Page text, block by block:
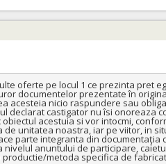
oferte pe locul 1 ce prezinta pret
documentelor prezentate în
nicio raspundere sau
castigator nu îsi onoreaza
acestuia si vor intocmi,
de unitatea noastra, iar pe viitor, in
parte integranta din documentaţia
anuntului de participare,
metoda specifica de